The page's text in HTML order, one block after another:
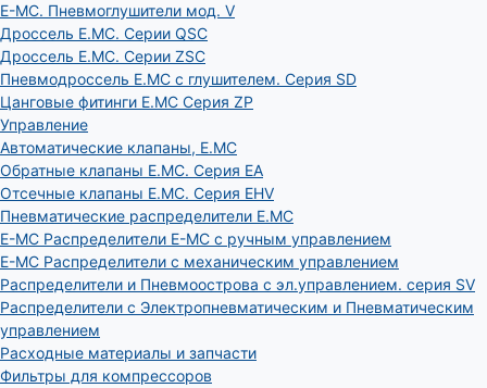
E-MC. Пневмоглушители мод. V
Дроссель E.MC. Серии QSC
Дроссель E.MC. Серии ZSC
Пневмодроссель E.MC с глушителем. Серия SD
Цанговые фитинги E.MC Серия ZP
Управление
Автоматические клапаны, Е.МС
Обратные клапаны E.MC. Серия EA
Отсечные клапаны E.MC. Серия EHV
Пневматические распределители E.MC
E-MC Распределители E-MC с ручным управлением
E-MC Распределители с механическим управлением
Распределители и Пневмоострова с эл.управлением. серия SV
Распределители с Электропневматическим и Пневматическим
управлением
Расходные материалы и запчасти
Фильтры для компрессоров